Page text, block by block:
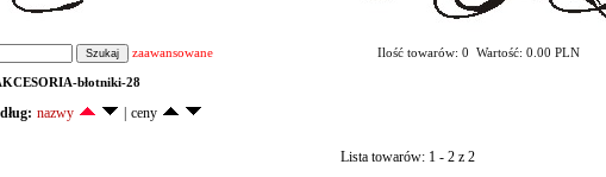
zaawansowane Ilość towarów: 0 Wartość: 0.00 PLN
błotniki-28
nazwy ceny
Lista towarów: 1 - 2 z 2